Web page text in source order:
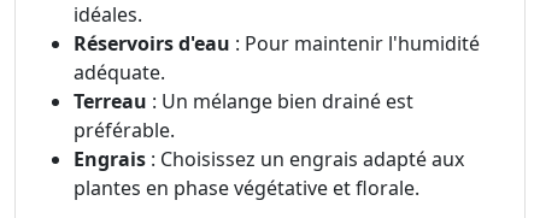
idéales.
Réservoirs d'eau : Pour maintenir l'humidité
adéquate.
Terreau : Un mélange bien drainé est
préférable.
Engrais : Choisissez un engrais adapté aux
plantes en phase végétative et florale.